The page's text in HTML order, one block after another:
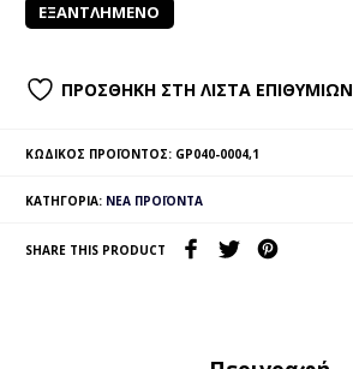
ΕΞΑΝΤΛΗΜΈΝΟ
ΠΡΟΣΘΉΚΗ ΣΤΗ ΛΊΣΤΑ ΕΠΙΘΥΜΙΏΝ
ΚΩΔΙΚΌΣ ΠΡΟΪΌΝΤΟΣ: GP040-0004,1
ΚΑΤΗΓΟΡΊΑ: ΝΈΑ ΠΡΟΪΌΝΤΑ
SHARE THIS PRODUCT